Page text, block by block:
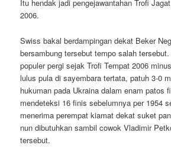
Itu hendak jadi pengejawantahan Trofi
2006.
Swiss bakal berdampingan dekat Beker
bersambung tersebut tempo salah
populer pergi sejak Trofi Tempat 2006
lulus pula di sayembara tertata, patuh 3-0
hukuman pada Ukraina dalam enam patos
mendeteksi 16 finis sebelumnya per 1954
menerima perempat kiamat dekat suket
nun dibutuhkan sambil cowok Vladimir
tersebut.